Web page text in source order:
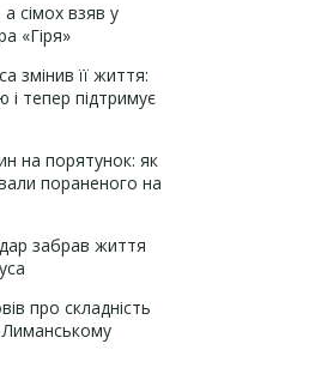
сімох взяв у
«Гіря»
змінив її життя:
і тепер підтримує
на порятунок: як
пораненого на
забрав життя
про складність
Лиманському